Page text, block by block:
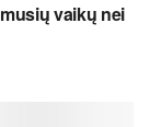
vaikų nei